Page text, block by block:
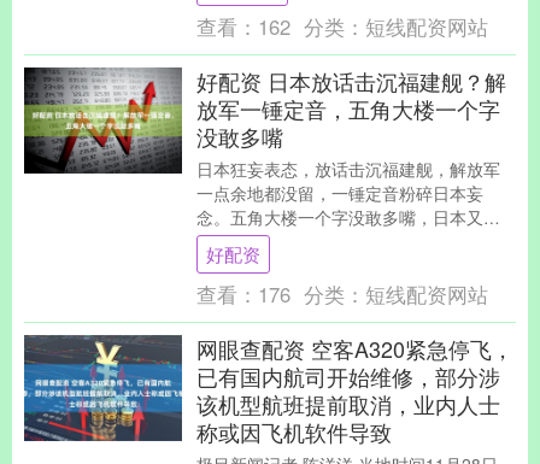
查看： 162 分类： 短线配资网站
好配资 日本放话击沉福建舰？解
放军一锤定音，五角大楼一个字
没敢多嘴
日本狂妄表态，放话击沉福建舰，解放军
一点余地都没留，一锤定音粉碎日本妄
念。五角大楼一个字没敢多嘴，日本又哪
来的自信。 高市早苗 日前，日本自卫队宣
称，如果解放军....
好配资
查看： 176 分类： 短线配资网站
网眼查配资 空客A320紧急停飞，
已有国内航司开始维修，部分涉
该机型航班提前取消，业内人士
称或因飞机软件导致